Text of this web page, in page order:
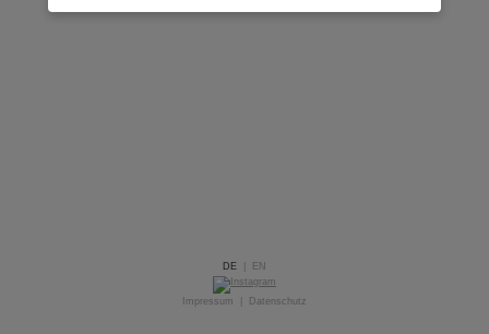
DE EN
Impressum Datenschutz